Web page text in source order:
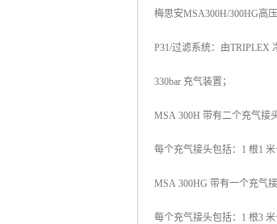
梅思安MSA300H/300HG高
P31/过滤系统：由TRIPLEX
330bar 充气装置；
MSA 300H 带有二个充气接头
每个充气接头包括：1 根1
MSA 300HG 带有一个充气接
每个充气接头包括：1 根3